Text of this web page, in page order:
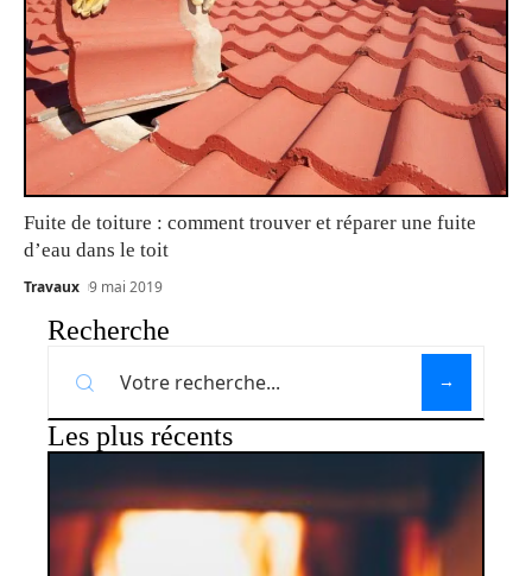
Fuite de toiture : comment trouver et réparer une fuite
d’eau dans le toit
Travaux 9 mai 2019
Recherche
Les plus récents